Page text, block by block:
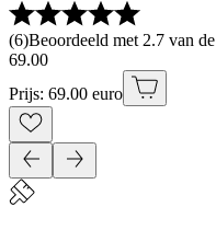
(6)Beoordeeld met 2.7 van
69.00
Prijs: 69.00 euro